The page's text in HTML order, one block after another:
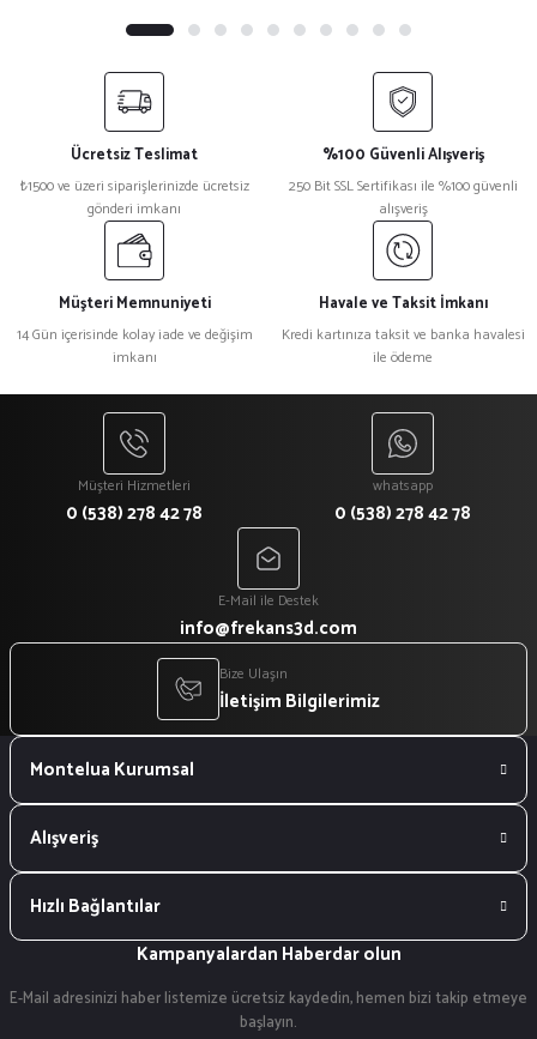
Ücretsiz Teslimat
₺1500 ve üzeri siparişlerinizde ücretsiz
gönderi imkanı
%100 Güvenli Alışveriş
250 Bit SSL Sertifikası ile %100 güvenli
alışveriş
Müşteri Memnuniyeti
14 Gün içerisinde kolay iade ve değişim
imkanı
Havale ve Taksit İmkanı
Kredi kartınıza taksit ve banka havalesi
ile ödeme
Müşteri Hizmetleri
0 (538) 278 42 78
whatsapp
0 (538) 278 42 78
E-Mail ile Destek
info@frekans3d.com
Bize Ulaşın
İletişim Bilgilerimiz
Montelua Kurumsal
Alışveriş
Hızlı Bağlantılar
Kampanyalardan Haberdar olun
E-Mail adresinizi haber listemize ücretsiz kaydedin, hemen bizi takip etmeye
başlayın.